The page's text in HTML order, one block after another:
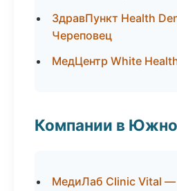
ЗдравПункт Health
Череповец
МедЦентр White
Компании в
МедиЛаб Clinic Vital —